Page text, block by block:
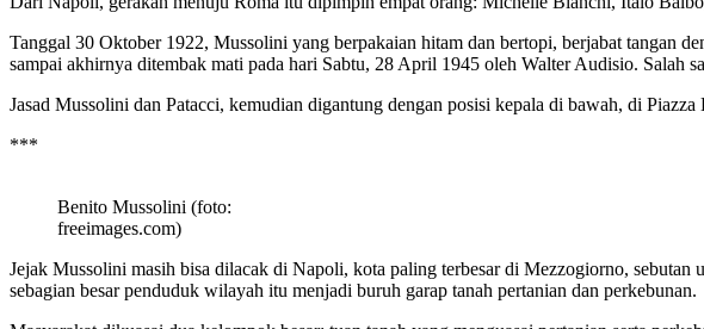
Tanggal 30 Oktober 1922, Mussolini yang berpakaian hitam dan bertopi, berjabat tangan
sampai akhirnya ditembak mati pada hari Sabtu, 28 April 1945 oleh Walter Audisio. Salah
Jasad Mussolini dan Patacci, kemudian digantung dengan posisi kepala di bawah, di
***
Benito Mussolini (foto:
freeimages.com)
Jejak Mussolini masih bisa dilacak di Napoli, kota paling terbesar di Mezzogiorno,
sebagian besar penduduk wilayah itu menjadi buruh garap tanah pertanian dan perkebunan.